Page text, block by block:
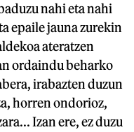
nahi eta nahi
epaile jauna zurekin
ateratzen
ordaindu beharko
irabazten duzun
horren ondorioz,
Izan ere, ez duzu